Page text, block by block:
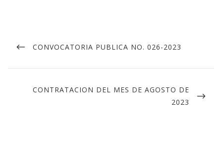
CONVOCATORIA PUBLICA NO. 026-2023
CONTRATACION DEL MES DE AGOSTO DE
2023